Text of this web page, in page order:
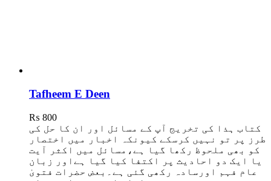
Tafheem E Deen
₨ 800
کتاب ہذا کی تخریج آپ کے مسائل اور ان کا حل کی
طرز پر تو نہیں کرسکے کیونکہ اخبار میں اختصار
کو بھی ملحوظ رکھا گیا ہے،مسائل میں اکثر آیت
یا ایک دو احادیث پر اکتفا کیا گیا ہےاور زبان
عام فہم اورسادہ رکھی گئی ہے۔بعض حضرات فتویٰ